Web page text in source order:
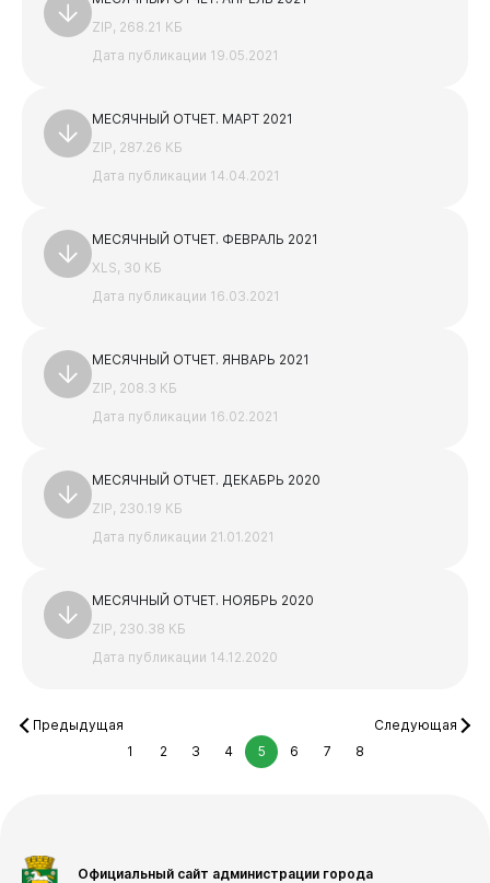
ZIP, 268.21 КБ
Дата публикации 19.05.2021
МЕСЯЧНЫЙ ОТЧЕТ. МАРТ 2021
ZIP, 287.26 КБ
Дата публикации 14.04.2021
МЕСЯЧНЫЙ ОТЧЕТ. ФЕВРАЛЬ 2021
XLS, 30 КБ
Дата публикации 16.03.2021
МЕСЯЧНЫЙ ОТЧЕТ. ЯНВАРЬ 2021
ZIP, 208.3 КБ
Дата публикации 16.02.2021
МЕСЯЧНЫЙ ОТЧЕТ. ДЕКАБРЬ 2020
ZIP, 230.19 КБ
Дата публикации 21.01.2021
МЕСЯЧНЫЙ ОТЧЕТ. НОЯБРЬ 2020
ZIP, 230.38 КБ
Дата публикации 14.12.2020
Предыдущая
1
2 3 4 5 6 7 8
Следующая
Официальный сайт администрации города